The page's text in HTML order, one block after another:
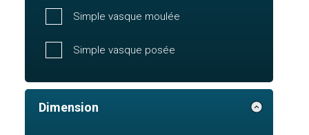
Simple vasque moulée
Simple vasque posée
Dimension